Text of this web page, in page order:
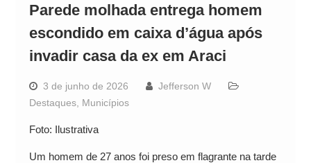
Parede molhada entrega homem
escondido em caixa d’água após
invadir casa da ex em Araci
3 de junho de 2026
Jefferson W
Destaques, Municípios
Foto: Ilustrativa
Um homem de 27 anos foi preso em flagrante na tarde